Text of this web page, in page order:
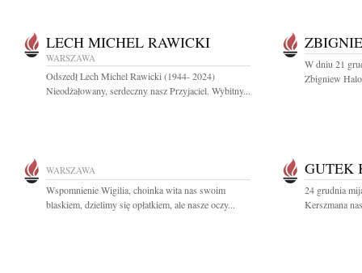
LECH MICHEL RAWICKI
WARSZAWA
Odszedł Lech Michel Rawicki (1944- 2024)
Nieodżałowany, serdeczny nasz Przyjaciel. Wybitny...
W dniu 21
Zbigniew
WARSZAWA
Wspomnienie Wigilia, choinka wita nas swoim
blaskiem, dzielimy się opłatkiem, ale nasze oczy...
GUTEK
24 grudnia
Kerszmana